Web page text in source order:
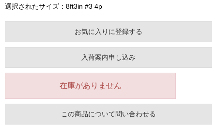
選択されたサイズ：8ft3in #3 4p
お気に入りに登録する
入荷案内申し込み
在庫がありません
この商品について問い合わせる